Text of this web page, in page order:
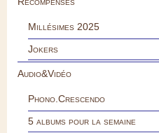
Millésimes 2025
Jokers
Audio&Vidéo
Phono.Crescendo
5 albums pour la semaine